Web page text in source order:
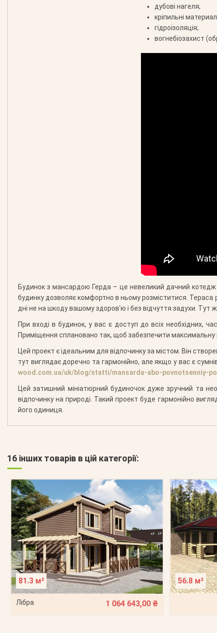
дубові нагеля;
кріпильні
гідроізоляція;
вогнебіозахист
Будинок з мансардою Герда – це невеликий дачний
будинку дозволяє комфортно в ньому розміститися. Тераса
дні не на шкоду вашому здоров'ю і без відчуття задухи.
При вході в будинок, у вас є доступ до всіх необхідних,
Приміщення сплановано так, щоб забезпечити максимальну
Цей проект є ідеальним для відпочинку за містом. Він
тут виглядає доречно та гармонійно, але якщо у вас є
wood.com.ua/uk/blog/statti/mansarda-abo-povnotsenniy-
Цей затишний мініатюрний будиночок дуже зручний та
відпочинку на природі. Такий проект буде гармонійно
його одиниця.
16 інших товарів в цій категорії:
81.3 м²
Лібра 1 064 643,00 ₴
56.8 м²